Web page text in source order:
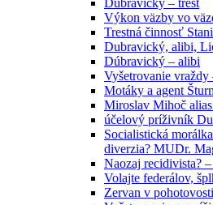
Výkon väzby vo
Trestná činnosť
Dubravický, alibi,
Dúbravický – alibi
Vyšetrovanie
Motáky a agent
Miroslav Mihoč
účelový príživník
Socialistická
diverzia? MUDr.
Naozaj recidivista?
Volajte federálov,
Zervan v pohotovosti